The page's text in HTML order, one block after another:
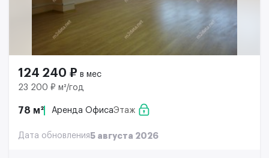
124 240 ₽ в мес
23 200 ₽ м²/год
78 м² Аренда ОфисаЭтаж
Дата обновления5 августа 2026